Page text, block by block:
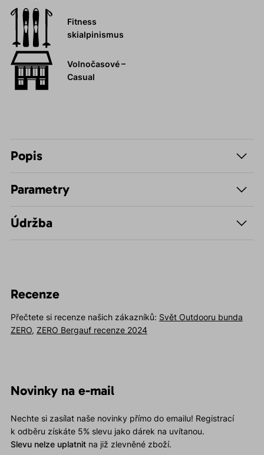
Fitness
skialpinismus
Volnočasové –
Casual
Popis
Parametry
Údržba
Recenze
Přečtete si recenze našich zákazníků: Svět Outdooru bunda
ZERO, ZERO Bergauf recenze 2024
Novinky na e-mail
Nechte si zasílat naše novinky přímo do emailu! Registrací
k odběru získáte 5% slevu jako dárek na uvítanou.
Slevu nelze uplatnitna již zlevněné zboží.